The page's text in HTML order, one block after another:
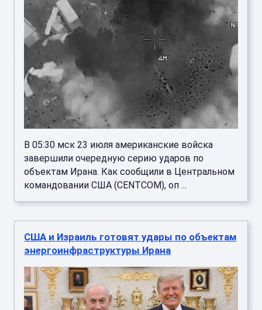
В 05:30 мск 23 июля американские войска
завершили очередную серию ударов по
объектам Ирана. Как сообщили в Центральном
командовании США (CENTCOM), оп ...
США и Израиль готовят удары по объектам
энергоинфраструктуры Ирана